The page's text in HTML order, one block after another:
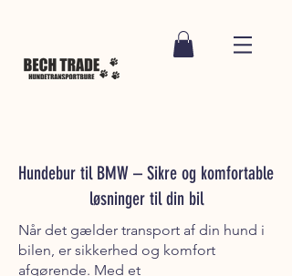
Hundebur til BMW – Sikre og komfortable
løsninger til din bil
Når det gælder transport af din hund i
bilen, er sikkerhed og komfort
afgørende. Med et